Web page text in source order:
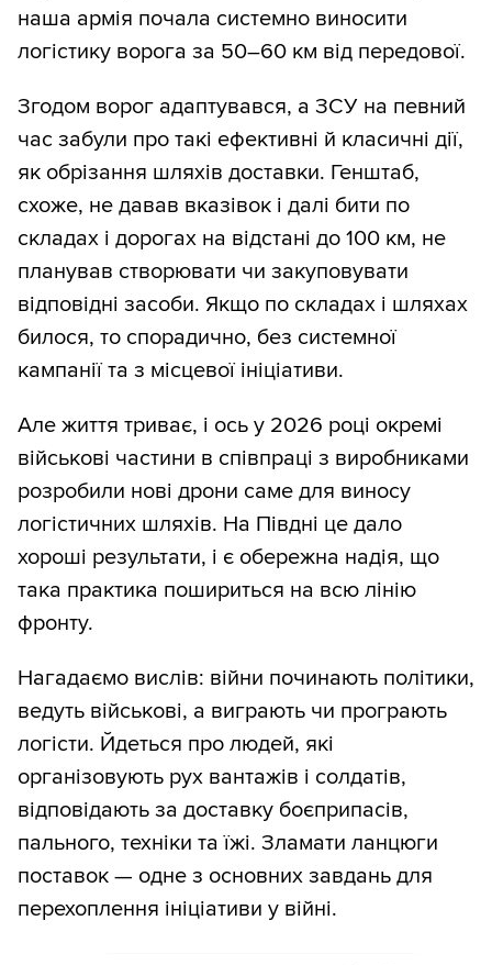
наша армія почала системно виносити
логістику ворога за 50–60 км від передової.
Згодом ворог адаптувався, а ЗСУ на певний
час забули про такі ефективні й класичні дії,
як обрізання шляхів доставки. Генштаб,
схоже, не давав вказівок і далі бити по
складах і дорогах на відстані до 100 км, не
планував створювати чи закуповувати
відповідні засоби. Якщо по складах і шляхах
билося, то спорадично, без системної
кампанії та з місцевої ініціативи.
Але життя триває, і ось у 2026 році окремі
військові частини в співпраці з виробниками
розробили нові дрони саме для виносу
логістичних шляхів. На Півдні це дало
хороші результати, і є обережна надія, що
така практика пошириться на всю лінію
фронту.
Нагадаємо вислів: війни починають політики,
ведуть військові, а виграють чи програють
логісти. Йдеться про людей, які
організовують рух вантажів і солдатів,
відповідають за доставку боєприпасів,
пального, техніки та їжі. Зламати ланцюги
поставок — одне з основних завдань для
перехоплення ініціативи у війні.